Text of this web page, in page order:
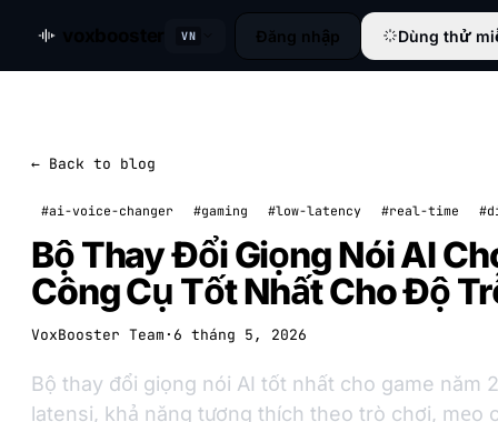
VN Đăng nhập Dùng thử
← Back to blog
#ai-voice-changer #gaming #low-latency #real-time
Bộ Thay Đổi Giọng Nói AI
Công Cụ Tốt Nhất Cho Độ
VoxBooster Team · 6 tháng 5, 2026
Bộ thay đổi giọng nói AI tốt nhất cho game năm
latensi, khả năng tương thích theo trò chơi, mẹo